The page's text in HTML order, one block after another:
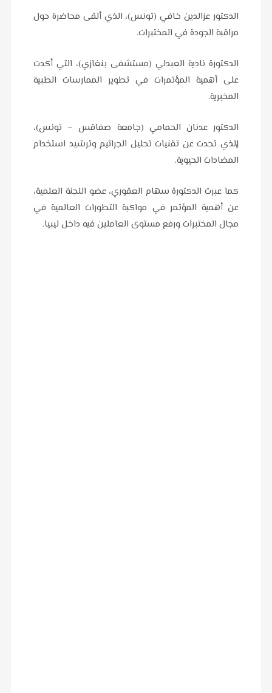
الدكتور عزالدين خافي (تونس)، الذي ألقى محاضرة حول
مراقبة الجودة في المختبرات.
الدكتورة نادية العبدلي (مستشفى بنغازي)، التي أكدت
على أهمية المؤتمرات في تطوير الممارسات الطبية
المخبرية.
الدكتور عدنان الحمامي (جامعة صفاقس – تونس)،
الذي تحدث عن تقنيات تحليل الجراثيم وترشيد استخدام
المضادات الحيوية.
كما عبرت الدكتورة سهام العقوري، عضو اللجنة العلمية،
عن أهمية المؤتمر في مواكبة التطورات العالمية في
مجال المختبرات ورفع مستوى العاملين فيه داخل ليبيا.